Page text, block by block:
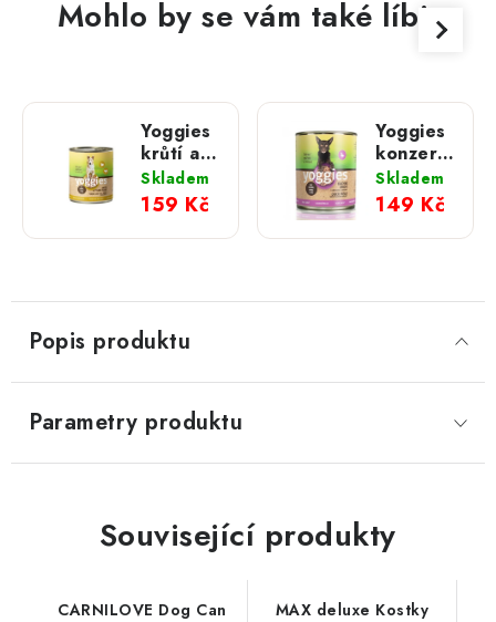
Mohlo by se vám také líbit
Yoggies
krůtí a
telecí
konzerva
s jablky;
800 g
Skladem
159 Kč
Yoggies
konzerva
kachní
maso s
hruškou
a
Skladem
149 Kč
Popis produktu
Parametry produktu
Související produkty
CARNILOVE Dog Can
MAX deluxe Kostky